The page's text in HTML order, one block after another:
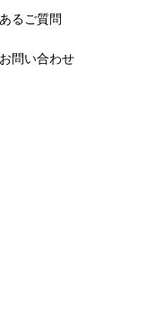
るご質問
問い合わせ